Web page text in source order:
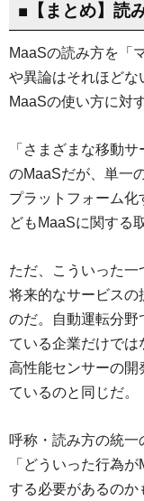
■【まとめ】読
MaaSの読み方を「
や異論はそれほどな
MaaSの使い方に対
「さまざまな移動
のMaaSだが、単一
プラットフォーム
どもMaaSに関する
ただ、こういった一
将来的なサービスの
のだ。自動運転分野
ている企業だけでは
高性能センサーの開
ているのと同じだ。
呼称・読み方の統
「どういった行為
する必要があるのか